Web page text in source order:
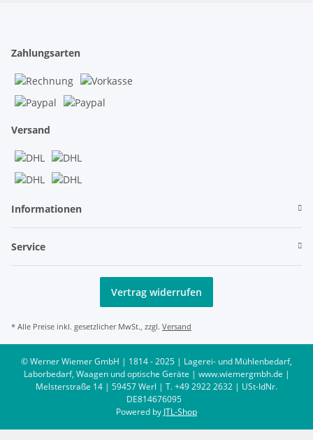
Zahlungsarten
Versand
Informationen
Service
Vertrag widerrufen
* Alle Preise inkl. gesetzlicher MwSt., zzgl. Versand
© Werner Wiemer GmbH | 1814 - 2025 | Lagerei- und Mühlenbedarf,
Laborbedarf, Waagen und optische Geräte | www.wiemergmbh.de |
Melsterstraße 14 | 59457 Werl | T. +49 2922 2632 | USt-IdNr.
DE814676095
Powered by JTL-Shop